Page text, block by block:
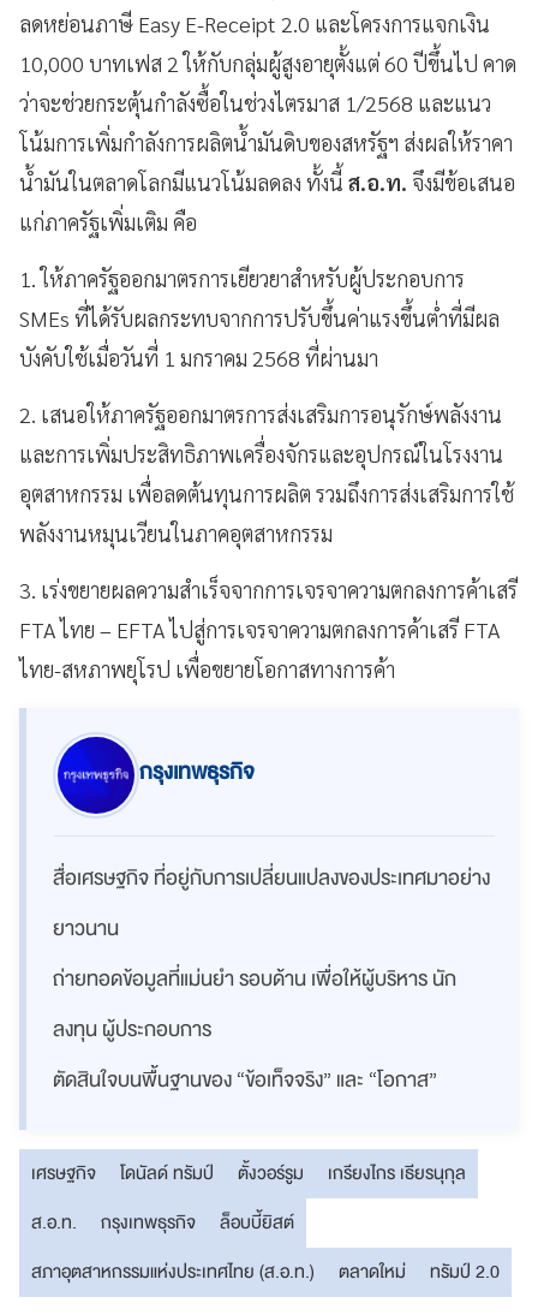
ลดหย่อนภาษี Easy E-Receipt 2.0 และโครงการแจกเงิน
10,000 บาทเฟส 2 ให้กับกลุ่มผู้สูงอายุตั้งแต่ 60 ปีขึ้นไป คาด
ว่าจะช่วยกระตุ้นกำลังซื้อในช่วงไตรมาส 1/2568 และแนว
โน้มการเพิ่มกำลังการผลิตน้ำมันดิบของสหรัฐฯ ส่งผลให้ราคา
น้ำมันในตลาดโลกมีแนวโน้มลดลง ทั้งนี้ ส.อ.ท. จึงมีข้อเสนอ
แก่ภาครัฐเพิ่มเติม คือ
1. ให้ภาครัฐออกมาตรการเยียวยาสำหรับผู้ประกอบการ
SMEs ที่ได้รับผลกระทบจากการปรับขึ้นค่าแรงขึ้นต่ำที่มีผล
บังคับใช้เมื่อวันที่ 1 มกราคม 2568 ที่ผ่านมา
2. เสนอให้ภาครัฐออกมาตรการส่งเสริมการอนุรักษ์พลังงาน
และการเพิ่มประสิทธิภาพเครื่องจักรและอุปกรณ์ในโรงงาน
อุตสาหกรรม เพื่อลดต้นทุนการผลิต รวมถึงการส่งเสริมการใช้
พลังงานหมุนเวียนในภาคอุตสาหกรรม
3. เร่งขยายผลความสำเร็จจากการเจรจาความตกลงการค้าเสรี
FTA ไทย – EFTA ไปสู่การเจรจาความตกลงการค้าเสรี FTA
ไทย-สหภาพยุโรป เพื่อขยายโอกาสทางการค้า
กรุงเทพธุรกิจ
สื่อเศรษฐกิจ ที่อยู่กับการเปลี่ยนแปลงของประเทศมาอย่าง
ยาวนาน
ถ่ายทอดข้อมูลที่แม่นยำ รอบด้าน เพื่อให้ผู้บริหาร นัก
ลงทุน ผู้ประกอบการ
ตัดสินใจบนพื้นฐานของ “ข้อเท็จจริง” และ “โอกาส”
เศรษฐกิจ โดนัลด์ ทรัมป์ ตั้งวอร์รูม
เกรียงไกร เธียรนุกุล
ส.อ.ท.
กรุงเทพธุรกิจ
ล็อบบี้ยิสต์
สภาอุตสาหกรรมแห่งประเทศไทย (ส.อ.ท.)
ตลาดใหม่ ทรัมป์ 2.0